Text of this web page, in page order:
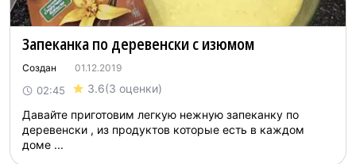
Запеканка по деревенски с изюмом
Создан 01.12.2019
02:45 3.6(3 оценки)
Давайте приготовим легкую нежную запеканку по
деревенски , из продуктов которые есть в каждом
доме ...